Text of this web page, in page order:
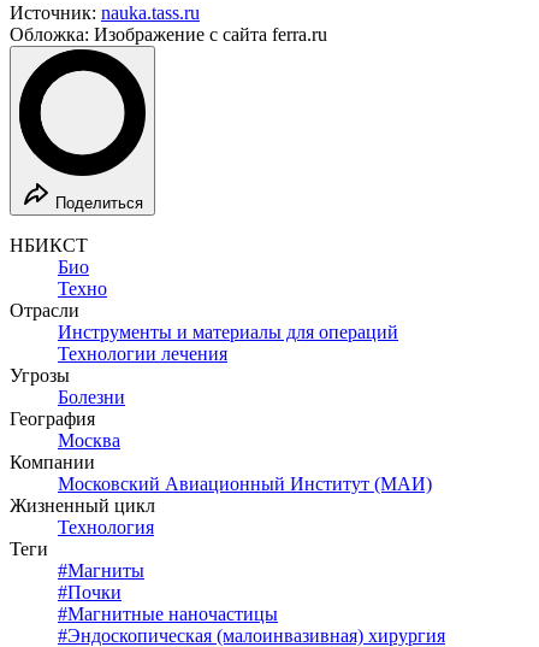
Источник: nauka.tass.ru
Обложка: Изображение с сайта ferra.ru
Поделиться
НБИКСТ
Био
Техно
Отрасли
Инструменты и материалы для операций
Технологии лечения
Угрозы
Болезни
География
Москва
Компании
Московский Авиационный Институт (МАИ)
Жизненный цикл
Технология
Теги
#Магниты
#Почки
#Магнитные наночастицы
#Эндоскопическая (малоинвазивная) хирургия